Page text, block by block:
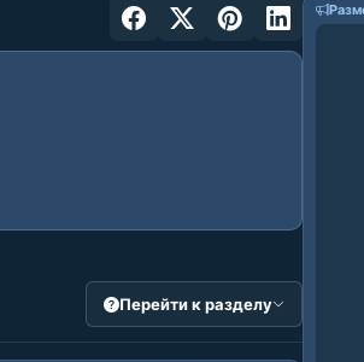
Перейти к разделу